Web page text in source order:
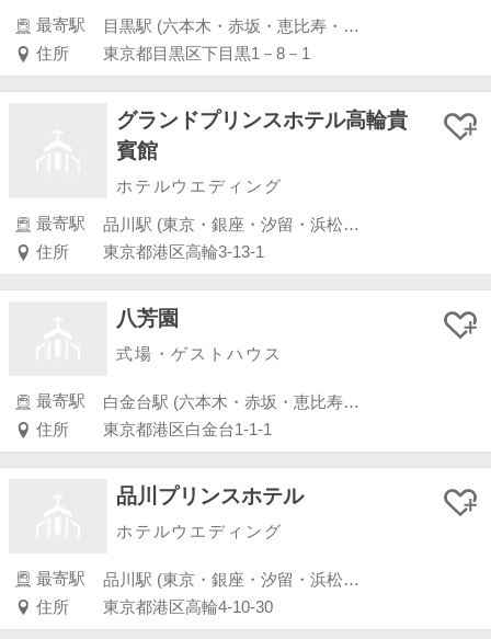
最寄駅
目黒駅 (六本木・赤坂・恵比寿・白金)
住所
東京都目黒区下目黒1－8－1
グランドプリンスホテル高輪貴
賓館
ホテルウエディング
最寄駅
品川駅 (東京・銀座・汐留・浜松町・品川・上野・浅草)
住所
東京都港区高輪3-13-1
八芳園
式場・ゲストハウス
最寄駅
白金台駅 (六本木・赤坂・恵比寿・白金)
住所
東京都港区白金台1-1-1
品川プリンスホテル
ホテルウエディング
最寄駅
品川駅 (東京・銀座・汐留・浜松町・品川・上野・浅草)
住所
東京都港区高輪4-10-30